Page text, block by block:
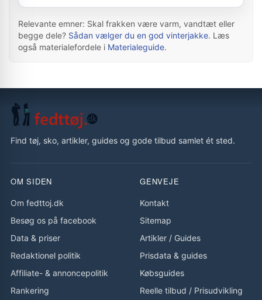
Relevante emner: Skal frakken være varm, vandtæt eller
begge dele? Sådan vælger du en god vinterjakke. Læs
også materialefordele i Materialeguide.
Find tøj, sko, artikler, guides og gode tilbud samlet ét sted.
OM SIDEN
Om fedttoj.dk
Besøg os på facebook
Data & priser
Redaktionel politik
Affiliate- & annoncepolitik
Rankering
GENVEJE
Kontakt
Sitemap
Artikler / Guides
Prisdata & guides
Købsguides
Reelle tilbud / Prisudvikling